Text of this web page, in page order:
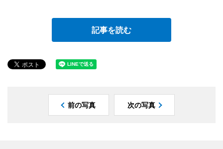
記事を読む
前の写真 次の写真